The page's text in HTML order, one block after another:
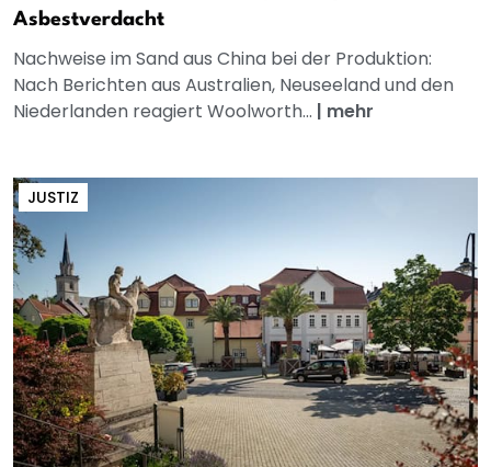
Asbestverdacht
Nachweise im Sand aus China bei der Produktion:
Nach Berichten aus Australien, Neuseeland und den
Niederlanden reagiert Woolworth... | mehr
JUSTIZ